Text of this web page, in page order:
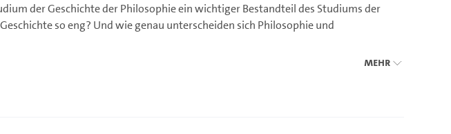
der Geschichte der Philosophie ein wichtiger Bestandteil des Studiums der
so eng? Und wie genau unterscheiden sich Philosophie und
Mehr